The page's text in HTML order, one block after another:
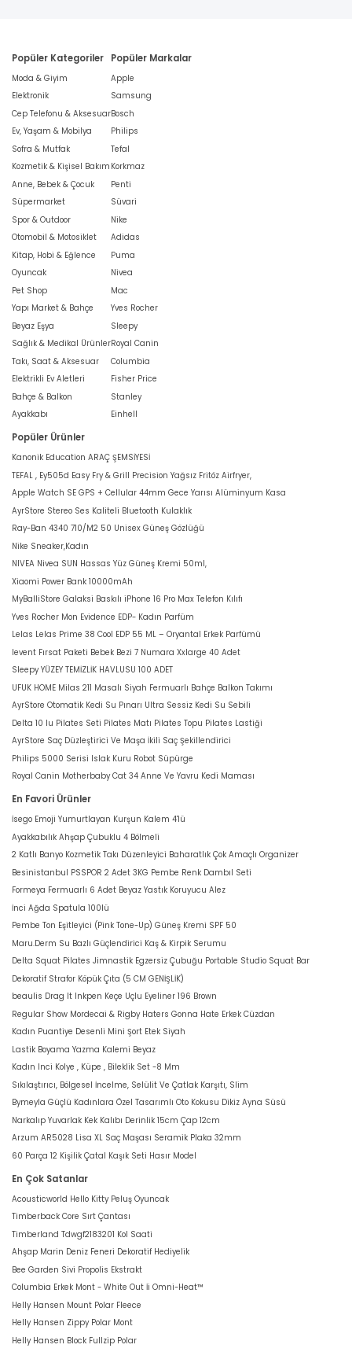
Popüler Kategoriler
Moda & Giyim
Elektronik
Cep Telefonu & Aksesuar
Ev, Yaşam & Mobilya
Sofra & Mutfak
Kozmetik & Kişisel Bakım
Anne, Bebek & Çocuk
Süpermarket
Spor & Outdoor
Otomobil & Motosiklet
Kitap, Hobi & Eğlence
Oyuncak
Pet Shop
Yapı Market & Bahçe
Beyaz Eşya
Sağlık & Medikal Ürünler
Takı, Saat & Aksesuar
Elektrikli Ev Aletleri
Bahçe & Balkon
Ayakkabı
Popüler Markalar
Apple
Samsung
Bosch
Philips
Tefal
Korkmaz
Penti
Süvari
Nike
Adidas
Puma
Nivea
Mac
Yves Rocher
Sleepy
Royal Canin
Columbia
Fisher Price
Stanley
Einhell
Popüler Ürünler
Kanonik Education ARAÇ ŞEMSİYESİ
TEFAL , Ey505d Easy Fry & Grill Precision Yağsız Fritöz Airfryer,
Apple Watch SE GPS + Cellular 44mm Gece Yarısı Alüminyum Kasa
AyrStore Stereo Ses Kaliteli Bluetooth Kulaklık
Ray-Ban 4340 710/M2 50 Unisex Güneş Gözlüğü
Nike Sneaker,Kadın
NIVEA Nivea SUN Hassas Yüz Güneş Kremi 50ml,
Xiaomi Power Bank 10000mAh
MyBalliStore Galaksi Baskılı iPhone 16 Pro Max Telefon Kılıfı
Yves Rocher Mon Evidence EDP- Kadın Parfüm
Lelas Lelas Prime 38 Cool EDP 55 ML – Oryantal Erkek Parfümü
levent Fırsat Paketi Bebek Bezi 7 Numara Xxlarge 40 Adet
Sleepy YÜZEY TEMİZLİK HAVLUSU 100 ADET
UFUK HOME Milas 211 Masalı Siyah Fermuarlı Bahçe Balkon Takımı
AyrStore Otomatik Kedi Su Pınarı Ultra Sessiz Kedi Su Sebili
Delta 10 lu Pilates Seti Pilates Matı Pilates Topu Pilates Lastiği
AyrStore Saç Düzleştirici Ve Maşa İkili Saç Şekillendirici
Philips 5000 Serisi Islak Kuru Robot Süpürge
Royal Canin Motherbaby Cat 34 Anne Ve Yavru Kedi Maması
En Favori Ürünler
İsego Emoji Yumurtlayan Kurşun Kalem 4'lü
Ayakkabılık Ahşap Çubuklu 4 Bölmeli
2 Katlı Banyo Kozmetik Takı Düzenleyici Baharatlık Çok Amaçlı Organizer
Besinistanbul PSSPOR 2 Adet 3KG Pembe Renk Dambıl Seti
Formeya Fermuarlı 6 Adet Beyaz Yastık Koruyucu Alez
İnci Ağda Spatula 100lü
Pembe Ton Eşitleyici (Pink Tone-Up) Güneş Kremi SPF 50
Maru.Derm Su Bazlı Güçlendirici Kaş & Kirpik Serumu
Delta Squat Pilates Jimnastik Egzersiz Çubuğu Portable Studio Squat Bar
Dekoratif Strafor Köpük Çıta (5 CM GENİŞLİK)
beaulis Drag It Inkpen Keçe Uçlu Eyeliner 196 Brown
Regular Show Mordecai & Rigby Haters Gonna Hate Erkek Cüzdan
Kadın Puantiye Desenli Mini Şort Etek Siyah
Lastik Boyama Yazma Kalemi Beyaz
Kadın Inci Kolye , Küpe , Bileklik Set -8 Mm
Sıkılaştırıcı, Bölgesel İncelme, Selülit Ve Çatlak Karşıtı, Slim
Bymeyla Güçlü Kadınlara Özel Tasarımlı Oto Kokusu Dikiz Ayna Süsü
Narkalıp Yuvarlak Kek Kalıbı Derinlik 15cm Çap 12cm
Arzum AR5028 Lisa XL Saç Maşası Seramik Plaka 32mm
60 Parça 12 Kişilik Çatal Kaşık Seti Hasır Model
En Çok Satanlar
Acousticworld Hello Kitty Peluş Oyuncak
Timberback Core Sırt Çantası
Timberland Tdwgf2183201 Kol Saati
Ahşap Marin Deniz Feneri Dekoratif Hediyelik
Bee Garden Sivi Propolis Ekstrakt
Columbia Erkek Mont - White Out İi Omni-Heat™
Helly Hansen Mount Polar Fleece
Helly Hansen Zippy Polar Mont
Helly Hansen Block Fullzip Polar